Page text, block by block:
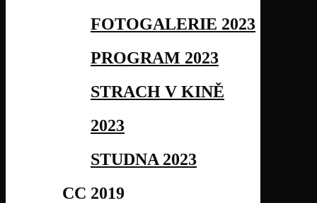
FOTOGALERIE 2023
PROGRAM 2023
STRACH V KINĚ
2023
STUDNA 2023
CC 2019